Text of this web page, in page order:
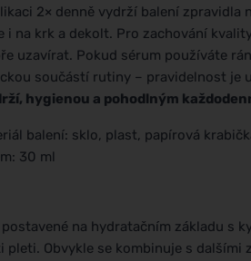
2× denně vydrží balení
i na krk a dekolt. Pro zachování
uzavírat. Pokud sérum používáte
součástí rutiny – pravidelnost je
hygienou a pohodlným
balení: sklo, plast, papírová
30 ml
postavené na hydratačním základu s
pleti. Obvykle se kombinuje s